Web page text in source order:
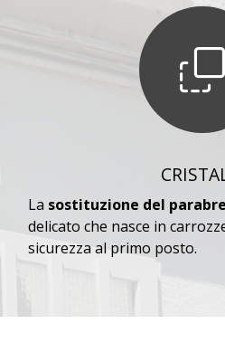
La sostituzione del
delicato che nasce in
sicurezza al primo posto.